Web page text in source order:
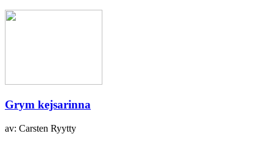
Grym kejsarinna
av: Carsten Ryytty